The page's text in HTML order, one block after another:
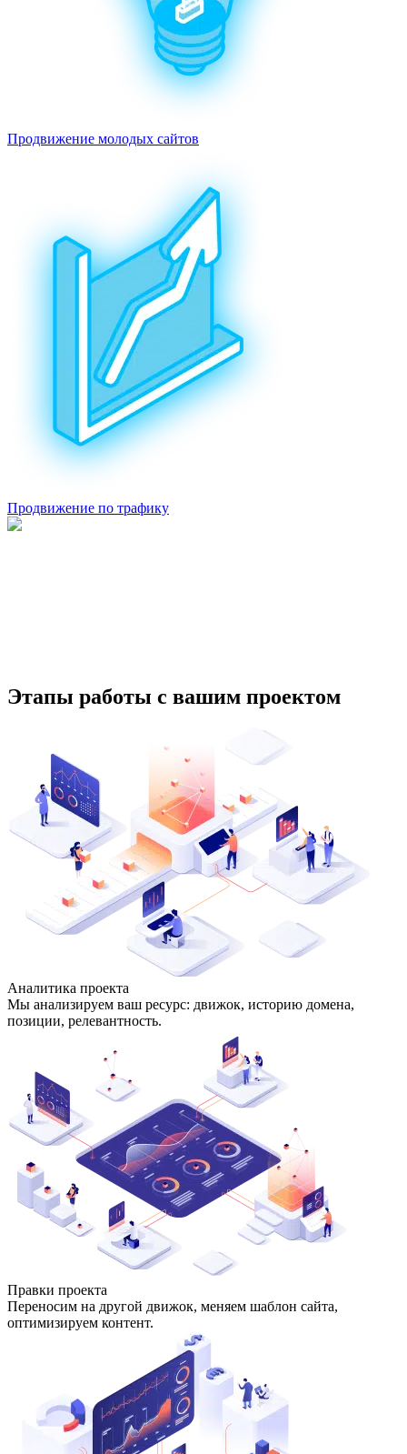
Продвижение молодых сайтов
Продвижение по трафику
Этапы работы с вашим проектом
Аналитика проекта
Мы анализируем ваш ресурс: движок, историю домена,
позиции, релевантность.
Правки проекта
Переносим на другой движок, меняем шаблон сайта,
оптимизируем контент.